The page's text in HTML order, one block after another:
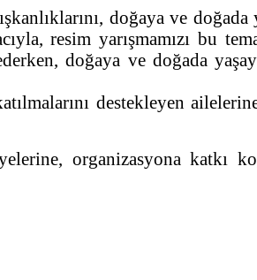
doğaya ve doğada
resim yarışmamızı bu
doğaya ve doğada
destekleyen
organizasyona katkı